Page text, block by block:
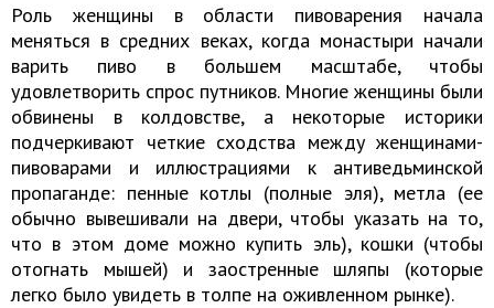
Роль женщины в области пивоварения начала
меняться в средних веках, когда монастыри начали
варить пиво в большем масштабе, чтобы
удовлетворить спрос путников. Многие женщины были
обвинены в колдовстве, а некоторые историки
подчеркивают четкие сходства между женщинами-
пивоварами и иллюстрациями к антиведьминской
пропаганде: пенные котлы (полные эля), метла (ее
обычно вывешивали на двери, чтобы указать на то,
что в этом доме можно купить эль), кошки (чтобы
отогнать мышей) и заостренные шляпы (которые
легко было увидеть в толпе на оживленном рынке).